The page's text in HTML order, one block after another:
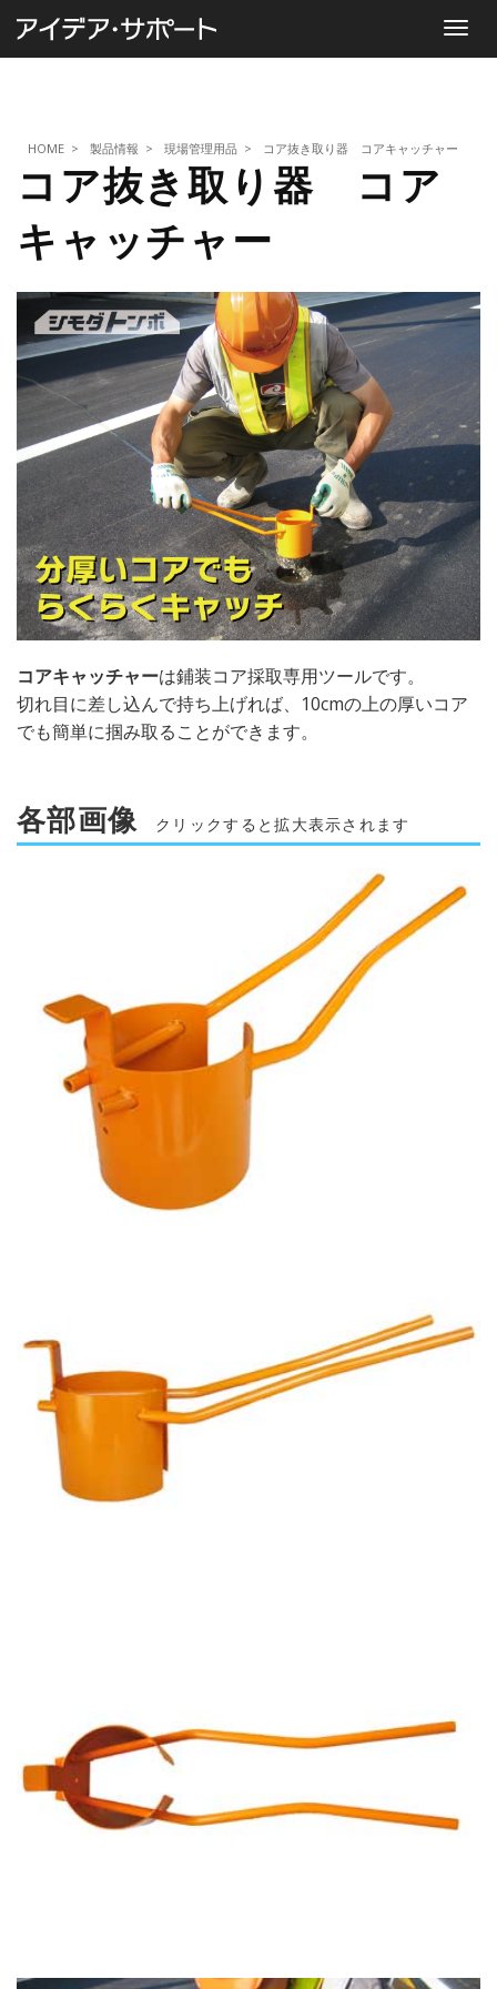
Toggle
HOME > 製品情報 > 現場管理用品 > コア抜き取り器 コアキャッチャー
コア抜き取り器 コア
キャッチャー
コアキャッチャーは鋪装コア採取専用ツールです。
切れ目に差し込んで持ち上げれば、10cmの上の厚いコア
でも簡単に掴み取ることができます。
各部画像 クリックすると拡大表示されます